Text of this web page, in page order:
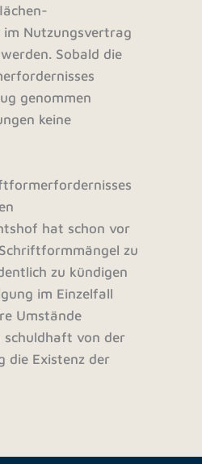
Nutzungsvertrag
Sobald die
genommen
keine
hat schon vor
zu
zu kündigen
im Einzelfall
Umstände
schuldhaft von der
die Existenz der